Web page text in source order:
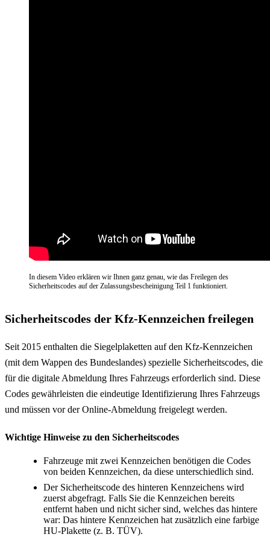
In diesem Video erklären wir Ihnen ganz genau, wie das Freilegen des
Sicherheitscodes auf der Zulassungsbescheinigung Teil 1 funktioniert.
Sicherheitscodes der Kfz-Kennzeichen freilegen
Seit 2015 enthalten die Siegelplaketten auf den Kfz-Kennzeichen
(mit dem Wappen des Bundeslandes) spezielle Sicherheitscodes, die
für die digitale Abmeldung Ihres Fahrzeugs erforderlich sind. Diese
Codes gewährleisten die eindeutige Identifizierung Ihres Fahrzeugs
und müssen vor der Online-Abmeldung freigelegt werden.
Wichtige Hinweise zu den Sicherheitscodes
Fahrzeuge mit zwei Kennzeichen benötigen die Codes
von beiden Kennzeichen, da diese unterschiedlich sind.
Der Sicherheitscode des hinteren Kennzeichens wird
zuerst abgefragt. Falls Sie die Kennzeichen bereits
entfernt haben und nicht sicher sind, welches das hintere
war: Das hintere Kennzeichen hat zusätzlich eine farbige
HU-Plakette (z. B. TÜV).